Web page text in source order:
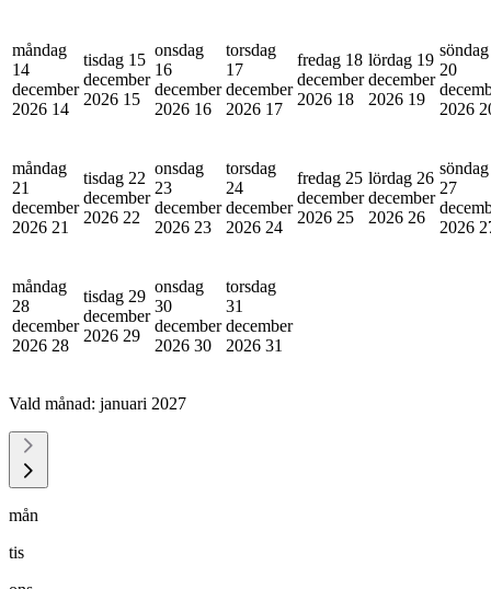
måndag
14
december
2026 14
tisdag 15
december
2026 15
onsdag
16
december
2026 16
torsdag
17
december
2026 17
fredag 18
december
2026 18
lördag 19
december
2026 19
söndag
20
2026
måndag
21
december
2026 21
tisdag 22
december
2026 22
onsdag
23
december
2026 23
torsdag
24
december
2026 24
fredag 25
december
2026 25
lördag 26
december
2026 26
söndag
27
2026
måndag
28
december
2026 28
tisdag 29
december
2026 29
onsdag
30
december
2026 30
torsdag
31
december
2026 31
Vald månad: januari 2027
mån
tis